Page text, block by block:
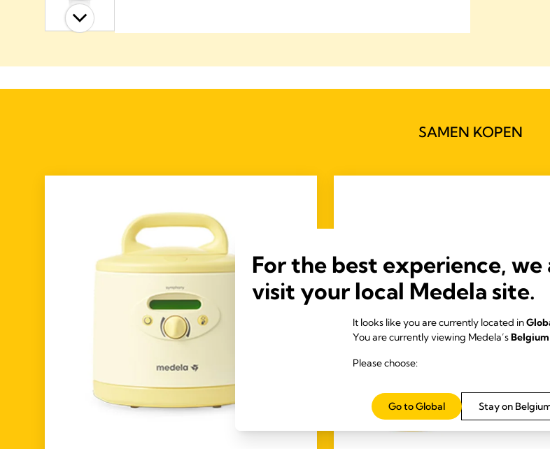
SAMEN KOPEN
For the best experience,
visit your local Medela site.
It looks like you are currently located in
You are currently viewing Medela’sBelgium
Please choose:
Stay on
Go to Global